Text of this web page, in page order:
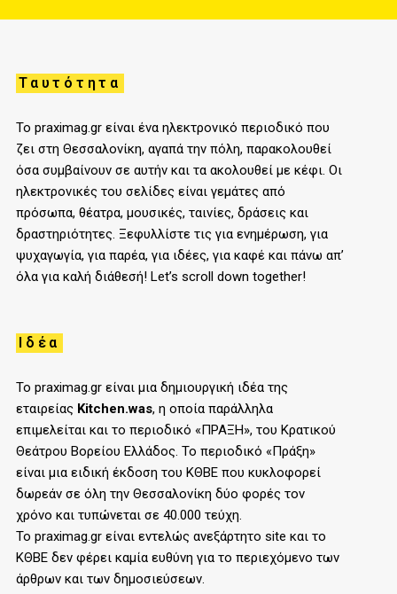
Ταυτότητα
Το praximag.gr είναι ένα ηλεκτρονικό περιοδικό που
ζει στη Θεσσαλονίκη, αγαπά την πόλη, παρακολουθεί
όσα συμβαίνουν σε αυτήν και τα ακολουθεί με κέφι. Οι
ηλεκτρονικές του σελίδες είναι γεμάτες από
πρόσωπα, θέατρα, μουσικές, ταινίες, δράσεις και
δραστηριότητες. Ξεφυλλίστε τις για ενημέρωση, για
ψυχαγωγία, για παρέα, για ιδέες, για καφέ και πάνω απ’
όλα για καλή διάθεσή! Let’s scroll down together!
Ιδέα
Το praximag.gr είναι μια δημιουργική ιδέα της
εταιρείας Kitchen.was, η οποία παράλληλα
επιμελείται και το περιοδικό «ΠΡΑΞΗ», του Kρατικού
Θεάτρου Βορείου Ελλάδος. Το περιοδικό «Πράξη»
είναι μια ειδική έκδοση του ΚΘΒΕ που κυκλοφορεί
δωρεάν σε όλη την Θεσσαλονίκη δύο φορές τον
χρόνο και τυπώνεται σε 40.000 τεύχη.
Το praximag.gr είναι εντελώς ανεξάρτητο site και το
ΚΘΒΕ δεν φέρει καμία ευθύνη για το περιεχόμενο των
άρθρων και των δημοσιεύσεων.